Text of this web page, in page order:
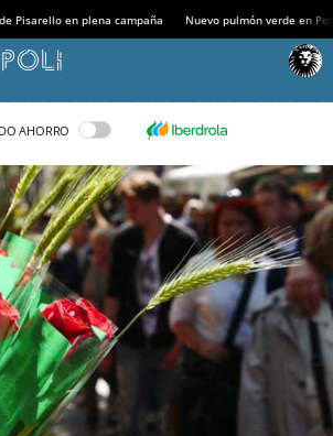
Pisarello en plena campaña Nuevo pulmón verde en
AHORRO